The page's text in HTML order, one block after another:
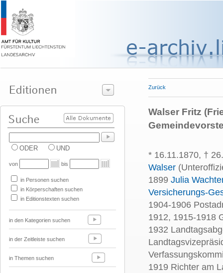
ODER UND
von bis
in Personen suchen
in Körperschaften suchen
in Editionstexten suchen
in den Kategorien suchen
in der Zeitleiste suchen
in Themen suchen
Zurück
Walser Fritz
* 16.11.1870, †
Walser
1899 Julia
Versicherungs-
1904-1906
1912, 1915-1918
1932
1919 Richter am